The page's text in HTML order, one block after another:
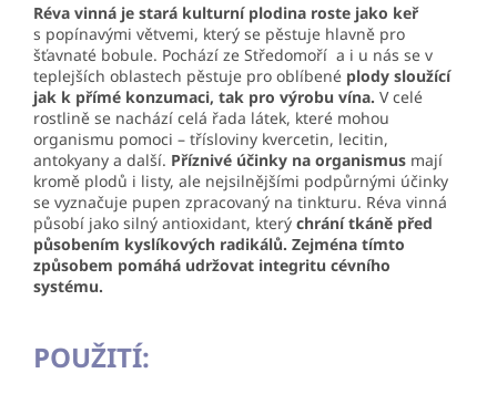
Réva vinná je stará kulturní plodina roste jako keř
s popínavými větvemi, který se pěstuje hlavně pro
šťavnaté bobule. Pochází ze Středomoří a i u nás se v
teplejších oblastech pěstuje pro oblíbené plody sloužící
jak k přímé konzumaci, tak pro výrobu vína. V celé
rostlině se nachází celá řada látek, které mohou
organismu pomoci – třísloviny kvercetin, lecitin,
antokyany a další. Příznivé účinky na organismus mají
kromě plodů i listy, ale nejsilnějšími podpůrnými účinky
se vyznačuje pupen zpracovaný na tinkturu. Réva vinná
působí jako silný antioxidant, který chrání tkáně před
působením kyslíkových radikálů. Zejména tímto
způsobem pomáhá udržovat integritu cévního
systému.
POUŽITÍ: